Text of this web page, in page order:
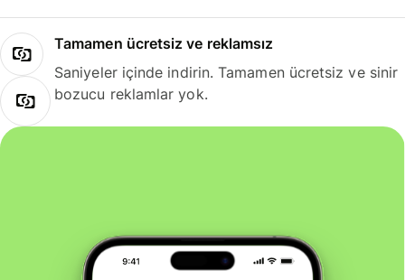
Tamamen ücretsiz ve reklamsız
Saniyeler içinde indirin. Tamamen ücretsiz ve sinir
bozucu reklamlar yok.